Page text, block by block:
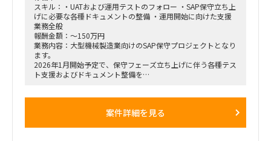
スキル：・UATおよび運用テストのフォロー ・SAP保守立ち上
げに必要な各種ドキュメントの整備 ・運用開始に向けた支援
業務全般
報酬金額：～150万円
業務内容：大型機械製造業向けのSAP保守プロジェクトとなり
ます。
2026年1月開始予定で、保守フェーズ立ち上げに伴う各種テス
ト支援およびドキュメント整備を
• SAP SDコンサルタント：1名案件詳細を見る